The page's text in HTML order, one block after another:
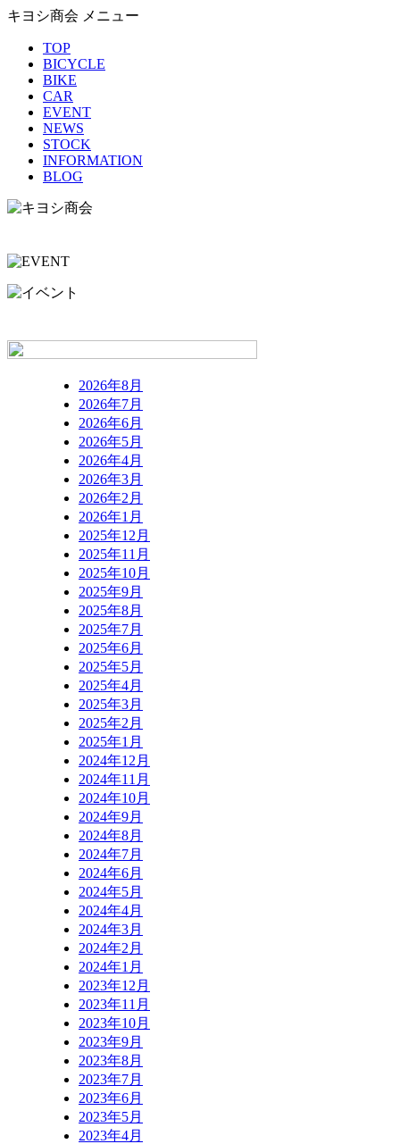
キヨシ商会 メニュー
TOP
BICYCLE
BIKE
CAR
EVENT
NEWS
STOCK
INFORMATION
BLOG
2026年8月
2026年7月
2026年6月
2026年5月
2026年4月
2026年3月
2026年2月
2026年1月
2025年12月
2025年11月
2025年10月
2025年9月
2025年8月
2025年7月
2025年6月
2025年5月
2025年4月
2025年3月
2025年2月
2025年1月
2024年12月
2024年11月
2024年10月
2024年9月
2024年8月
2024年7月
2024年6月
2024年5月
2024年4月
2024年3月
2024年2月
2024年1月
2023年12月
2023年11月
2023年10月
2023年9月
2023年8月
2023年7月
2023年6月
2023年5月
2023年4月